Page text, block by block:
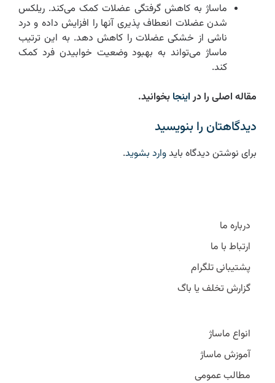
ماساژ به کاهش گرفتگی عضلات کمک می‌کند. ریلکس
شدن عضلات انعطاف پذیری آنها را افزایش داده و درد
ناشی از خشکی عضلات را کاهش دهد. به این ترتیب
ماساژ می‌تواند به بهبود وضعیت خوابیدن فرد کمک
کند.
مقاله اصلی را دراینجا بخوانید.
دیدگاهتان را بنویسید
برای نوشتن دیدگاه بایدوارد بشوید.
درباره ما
ارتباط با ما
پشتیبانی تلگرام
گزارش تخلف یا باگ
انواع ماساژ
آموزش ماساژ
مطالب عمومی